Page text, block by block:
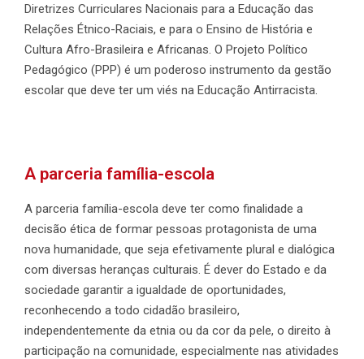
Diretrizes Curriculares Nacionais para a Educação das
Relações Étnico-Raciais, e para o Ensino de História e
Cultura Afro-Brasileira e Africanas. O Projeto Político
Pedagógico (PPP) é um poderoso instrumento da gestão
escolar que deve ter um viés na Educação Antirracista.
A parceria família-escola
A parceria família-escola deve ter como finalidade a
decisão ética de formar pessoas protagonista de uma
nova humanidade, que seja efetivamente plural e dialógica
com diversas heranças culturais. É dever do Estado e da
sociedade garantir a igualdade de oportunidades,
reconhecendo a todo cidadão brasileiro,
independentemente da etnia ou da cor da pele, o direito à
participação na comunidade, especialmente nas atividades